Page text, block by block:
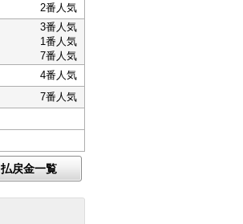
2番人気
3番人気
1番人気
7番人気
4番人気
7番人気
払戻金一覧